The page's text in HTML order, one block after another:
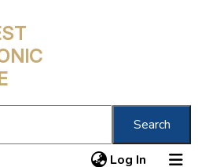
Search
Log In (current)